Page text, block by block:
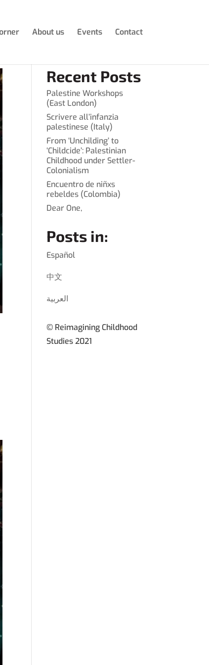
About us Events Contact
Recent Posts
Palestine Workshops
(East London)
Scrivere all’infanzia
palestinese (Italy)
From ‘Unchilding’ to
‘Childcide’: Palestinian
Childhood under Settler-
Colonialism
Encuentro de niñxs
rebeldes (Colombia)
Dear One,
Posts in:
Español
中文
العربية
© Reimagining Childhood
Studies 2021